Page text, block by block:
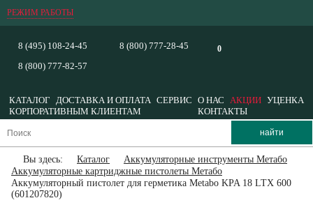
РЕЖИМ РАБОТЫ
0
8 (495) 108-24-45
8 (800) 777-82-57
8 (800) 777-28-45
КАТАЛОГ ДОСТАВКА И ОПЛАТА СЕРВИС О НАС АКЦИИ УЦЕНКА
КОРПОРАТИВНЫМ КЛИЕНТАМ
КОНТАКТЫ
Вы здесь: Каталог
Аккумуляторные инструменты Метабо
Аккумуляторные картриджные пистолеты Метабо
Аккумуляторный пистолет для герметика Metabo KPA 18 LTX 600
(601207820)